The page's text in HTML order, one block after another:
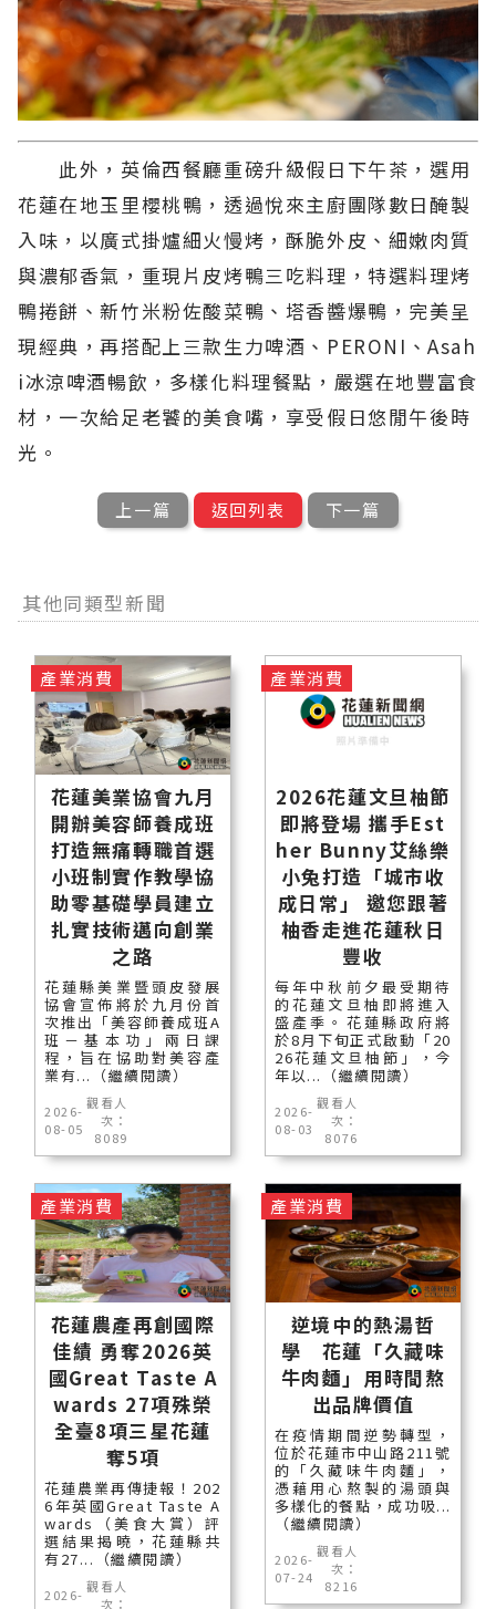
此外，英倫西餐廳重磅升級假日下午茶，選用
花蓮在地玉里櫻桃鴨，透過悅來主廚團隊數日醃製
入味，以廣式掛爐細火慢烤，酥脆外皮、細嫩肉質
與濃郁香氣，重現片皮烤鴨三吃料理，特選料理烤
鴨捲餅、新竹米粉佐酸菜鴨、塔香醬爆鴨，完美呈
現經典，再搭配上三款生力啤酒、PERONI、Asah
i冰涼啤酒暢飲，多樣化料理餐點，嚴選在地豐富食
材，一次給足老饕的美食嘴，享受假日悠閒午後時
光。
上一篇 返回列表 下一篇
其他同類型新聞
花蓮美業協會九月
開辦美容師養成班
打造無痛轉職首選
小班制實作教學協
助零基礎學員建立
扎實技術邁向創業
之路
花蓮縣美業暨頭皮發展
協會宣佈將於九月份首
次推出「美容師養成班A
班－基本功」兩日課
程，旨在協助對美容產
業有...（繼續閱讀）
2026-
08-05
觀看人
次：
8089
產業消費
2026花蓮文旦柚節
即將登場 攜手Est
her Bunny艾絲樂
小兔打造「城市收
成日常」 邀您跟著
柚香走進花蓮秋日
豐收
每年中秋前夕最受期待
的花蓮文旦柚即將進入
盛產季。花蓮縣政府將
於8月下旬正式啟動「20
26花蓮文旦柚節」，今
年以...（繼續閱讀）
2026-
08-03
觀看人
次：
8076
產業消費
花蓮農產再創國際
佳績 勇奪2026英
國Great Taste A
wards 27項殊榮
全臺8項三星花蓮
奪5項
花蓮農業再傳捷報！202
6年英國Great Taste A
wards（美食大賞）評
選結果揭曉，花蓮縣共
有27...（繼續閱讀）
2026- 觀看人
次：
產業消費
逆境中的熱湯哲
學 花蓮「久藏味
牛肉麵」用時間熬
出品牌價值
在疫情期間逆勢轉型，
位於花蓮市中山路211號
的「久藏味牛肉麵」，
憑藉用心熬製的湯頭與
多樣化的餐點，成功吸...
（繼續閱讀）
2026-
07-24
觀看人
次：
8216
產業消費